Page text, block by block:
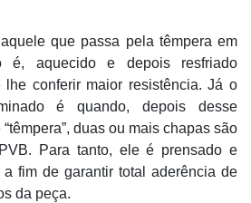
que passa pela têmpera em
é, aquecido e depois resfriado
lhe conferir maior resistência. Já o
é quando, depois desse
duas ou mais chapas são
Para tanto, ele é prensado e
a fim de garantir total aderência de
da peça.